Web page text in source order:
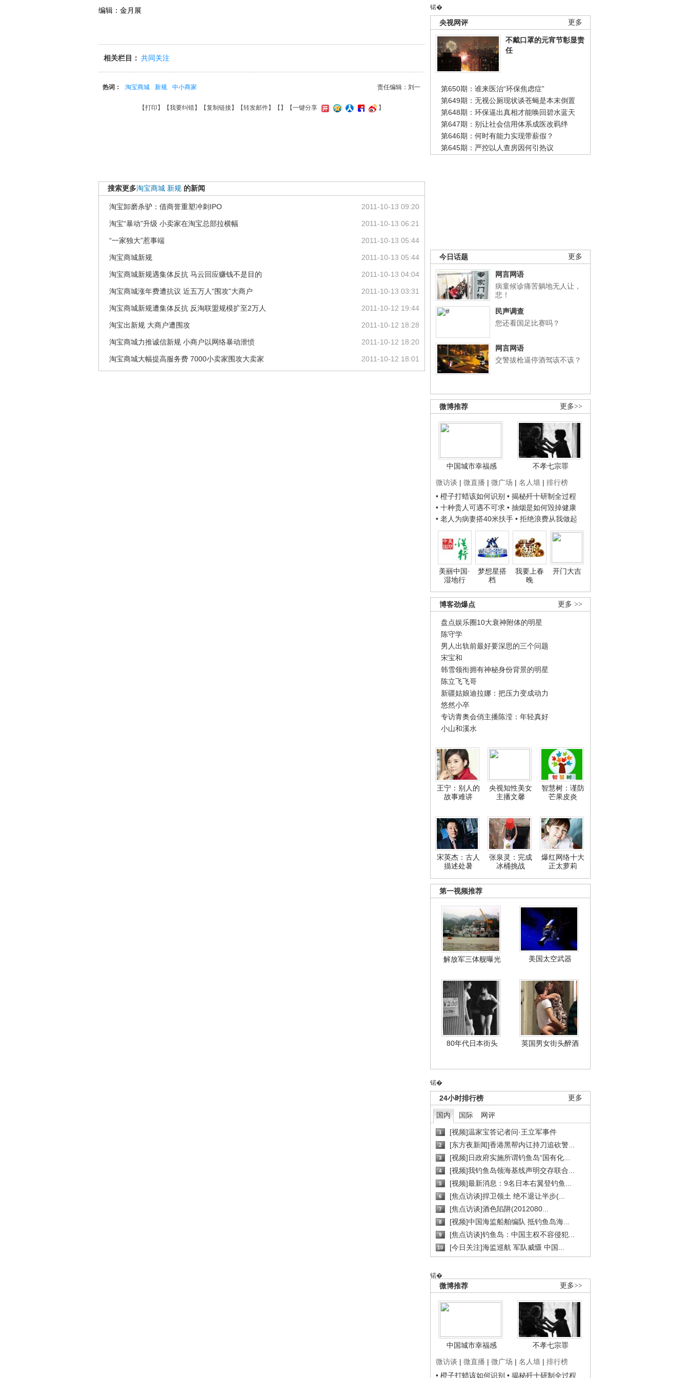
锘�
更多
央视网评
不戴口罩的元宵节彰显责
任
第650期：谁来医治“环保焦虑症”
第649期：无视公厕现状谈苍蝇是本末倒置
第648期：环保逼出真相才能唤回碧水蓝天
第647期：别让社会信用体系成医改羁绊
第646期：何时有能力实现带薪假？
第645期：严控以人查房因何引热议
更多
今日话题
网言网语
病童候诊痛苦躺地无人让，
悲！
民声调查
您还看国足比赛吗？
网言网语
交警拔枪逼停酒驾该不该？
更多>>
微博推荐
中国城市幸福感
不孝七宗罪
微访谈 | 微直播 | 微广场 | 名人墙 | 排行榜
• 橙子打蜡该如何识别 • 揭秘歼十研制全过程
• 十种贵人可遇不可求 • 抽烟是如何毁掉健康
• 老人为病妻搭40米扶手 • 拒绝浪费从我做起
美丽中国·
湿地行
梦想星搭
档
我要上春
晚
开门大吉
更多 >>
博客劲爆点
盘点娱乐圈10大衰神附体的明星
陈守学
男人出轨前最好要深思的三个问题
宋宝和
韩雪领衔拥有神秘身份背景的明星
陈立飞飞哥
新疆姑娘迪拉娜：把压力变成动力
悠然小卒
专访青奥会俏主播陈滢：年轻真好
小山和溪水
王宁：别人的
故事难讲
央视知性美女
主播文馨
智慧树：谨防
芒果皮炎
宋英杰：古人
描述处暑
张泉灵：完成
冰桶挑战
爆红网络十大
正太萝莉
第一视频推荐
解放军三体舰曝光 美国太空武器
80年代日本街头 英国男女街头醉酒
锘�
更多
24小时排行榜
国内 国际 网评
1 [视频]温家宝答记者问·王立军事件
2 [东方夜新闻]香港黑帮内讧持刀追砍警...
3 [视频]日政府实施所谓钓鱼岛“国有化...
4 [视频]我钓鱼岛领海基线声明交存联合...
5 [视频]最新消息：9名日本右翼登钓鱼...
6 [焦点访谈]捍卫领土 绝不退让半步(...
7 [焦点访谈]酒色陷阱(2012080...
8 [视频]中国海监船舶编队 抵钓鱼岛海...
9 [焦点访谈]钓鱼岛：中国主权不容侵犯...
10 [今日关注]海监巡航 军队威慑 中国...
锘�
更多>>
微博推荐
中国城市幸福感
不孝七宗罪
微访谈 | 微直播 | 微广场 | 名人墙 | 排行榜
• 橙子打蜡该如何识别 • 揭秘歼十研制全过程
编辑：金月展
相关栏目： 共同关注
责任编辑：刘一
热词： 淘宝商城 新规 中小商家
【打印 】【我要纠错】【复制链接】【转发邮件】【 】 【一键分享 】
搜索更多淘宝商城 新规 的新闻
2011-10-13 09:20
淘宝卸磨杀驴：借商誉重塑冲刺IPO
2011-10-13 06:21
淘宝“暴动”升级 小卖家在淘宝总部拉横幅
2011-10-13 05:44
“一家独大”惹事端
2011-10-13 05:44
淘宝商城新规
2011-10-13 04:04
淘宝商城新规遇集体反抗 马云回应赚钱不是目的
2011-10-13 03:31
淘宝商城涨年费遭抗议 近五万人“围攻”大商户
2011-10-12 19:44
淘宝商城新规遭集体反抗 反淘联盟规模扩至2万人
2011-10-12 18:28
淘宝出新规 大商户遭围攻
2011-10-12 18:20
淘宝商城力推诚信新规 小商户以网络暴动泄愤
2011-10-12 18:01
淘宝商城大幅提高服务费 7000小卖家围攻大卖家